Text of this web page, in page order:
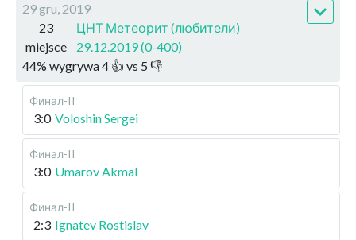
29 gru, 2019
23
miejsce
ЦНТ Метеорит (любители)
29.12.2019 (0-400)
44% wygrywa4 👍 vs 5 👎
Финал-II
3:0 Voloshin Sergei
Финал-II
3:0 Umarov Akmal
Финал-II
2:3 Ignatev Rostislav